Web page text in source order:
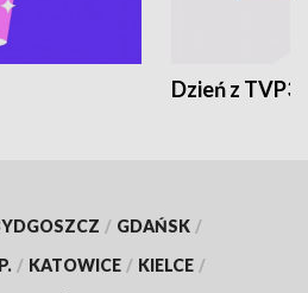
Dzień z TVP3
/ GDAŃSK /
/ KATOWICE / KIELCE /